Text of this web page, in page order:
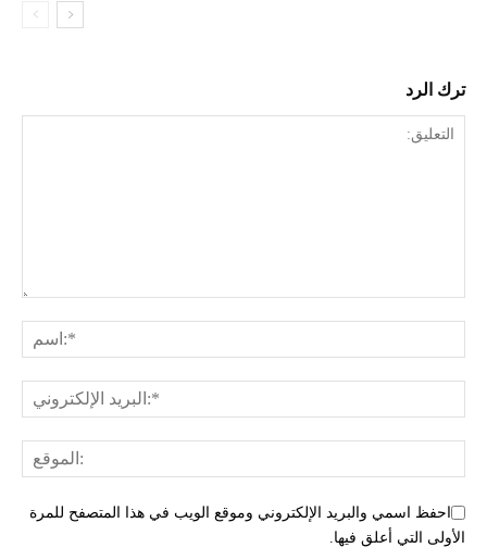
ترك الرد
احفظ اسمي والبريد الإلكتروني وموقع الويب في هذا المتصفح للمرة
الأولى التي أعلق فيها.